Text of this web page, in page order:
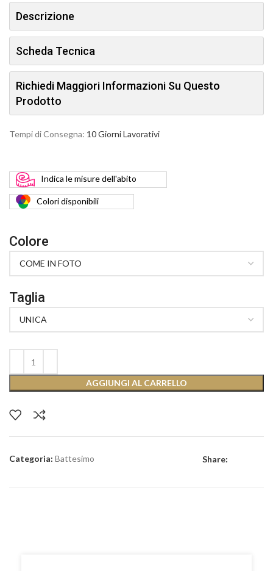
Descrizione
Scheda Tecnica
Richiedi Maggiori Informazioni Su Questo
Prodotto
Tempi di Consegna: 10 Giorni Lavorativi
Indica le misure dell'abito
Coloridisponibili
Colore
Taglia
AGGIUNGI AL CARRELLO
Categoria: Battesimo Share: